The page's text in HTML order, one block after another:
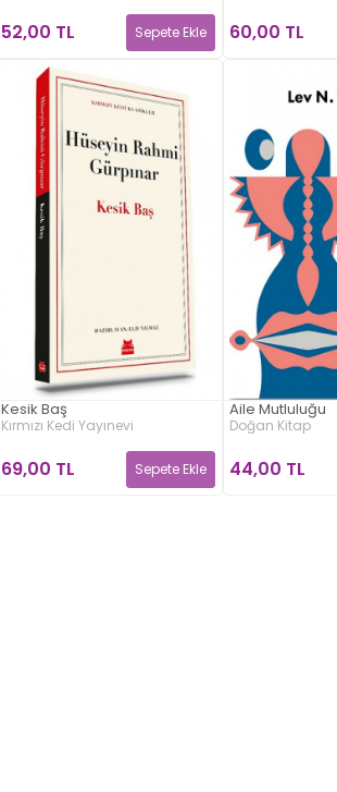
52,00 TL Sepete Ekle 60,00 TL
Kesik Baş
Kırmızı Kedi Yayınevi
69,00 TL Sepete Ekle
Aile Mutluluğu
Doğan Kitap
44,00 TL